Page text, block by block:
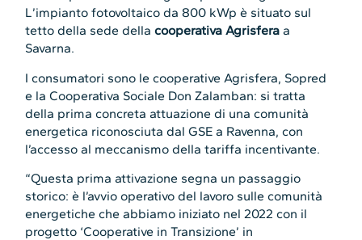
L’impianto fotovoltaico da 800 kWp è situato sul
tetto della sede dellacooperativa Agrisfera a
Savarna.
I consumatori sono le cooperative Agrisfera, Sopred
e la Cooperativa Sociale Don Zalamban: si tratta
della prima concreta attuazione di una comunità
energetica riconosciuta dal GSE a Ravenna, con
l’accesso al meccanismo della tariffa incentivante.
“Questa prima attivazione segna un passaggio
storico: è l’avvio operativo del lavoro sulle comunità
energetiche che abbiamo iniziato nel 2022 con il
progetto ‘Cooperative in Transizione’ in